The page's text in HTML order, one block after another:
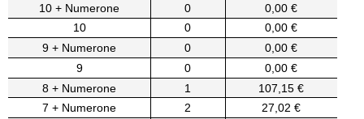
10 + Numerone
0
0,00 €
10
0
0,00 €
9 + Numerone
0
0,00 €
9
0
0,00 €
8 + Numerone
1
107,15 €
7 + Numerone
2
27,02 €